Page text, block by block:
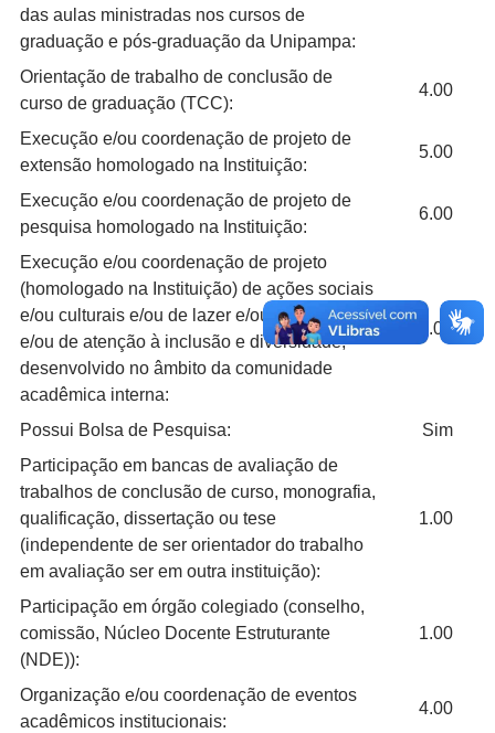
das aulas ministradas nos cursos de
graduação e pós-graduação da Unipampa:
Orientação de trabalho de conclusão de
curso de graduação (TCC):
4.00
Execução e/ou coordenação de projeto de
extensão homologado na Instituição:
5.00
Execução e/ou coordenação de projeto de
pesquisa homologado na Instituição:
6.00
Execução e/ou coordenação de projeto
(homologado na Instituição) de ações sociais
e/ou culturais e/ou de lazer e/ou de recreação
e/ou de atenção à inclusão e diversidade,
desenvolvido no âmbito da comunidade
acadêmica interna:
1.00
Possui Bolsa de Pesquisa:
Sim
Participação em bancas de avaliação de
trabalhos de conclusão de curso, monografia,
qualificação, dissertação ou tese
(independente de ser orientador do trabalho
em avaliação ser em outra instituição):
1.00
Participação em órgão colegiado (conselho,
comissão, Núcleo Docente Estruturante
(NDE)):
1.00
Organização e/ou coordenação de eventos
acadêmicos institucionais:
4.00